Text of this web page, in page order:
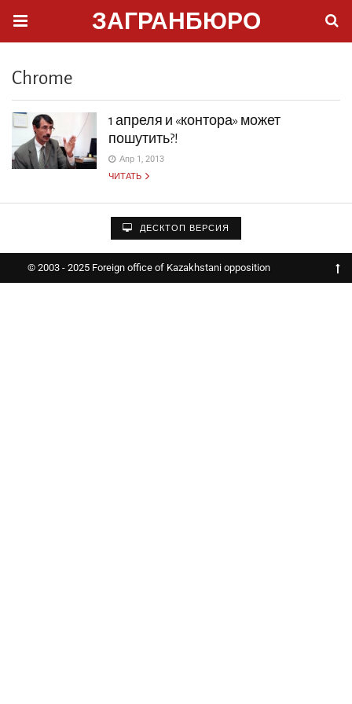
ЗАГРАНБЮРО
Chrome
1 апреля и «контора» может
пошутить?!
Апр 1, 2013
ЧИТАТЬ
ДЕСКТОП ВЕРСИЯ
© 2003 - 2025 Foreign office of Kazakhstani opposition